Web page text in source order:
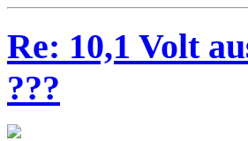
Re: 10,1 Volt
???